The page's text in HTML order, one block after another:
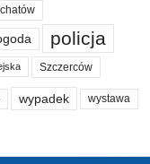
policja
Szczerców
wypadek wystawa